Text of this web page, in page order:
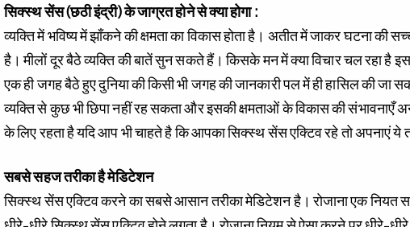
सिक्स्थ सेंस (छठी इंद्री) के जाग्रत होने से क्या होगा :
व्यक्ति में भविष्य में झाँकने की क्षमता का विकास होता है। अतीत में जाकर घटना की
है। मीलों दूर बैठे व्यक्ति की बातें सुन सकते हैं। किसके मन में क्या विचार चल रहा है
एक ही जगह बैठे हुए दुनिया की किसी भी जगह की जानकारी पल में ही हासिल की जा
व्यक्ति से कुछ भी छिपा नहीं रह सकता और इसकी क्षमताओं के विकास की संभावनाएँ
के लिए रहता है यदि आप भी चाहते है कि आपका सिक्स्थ सेंस एक्टिव रहे तो अपनाएं ये
सबसे सहज तरीका है मेडिटेशन
सिक्स्थ सेंस एक्टिव करने का सबसे आसान तरीका मेडिटेशन है। रोजाना एक नियत